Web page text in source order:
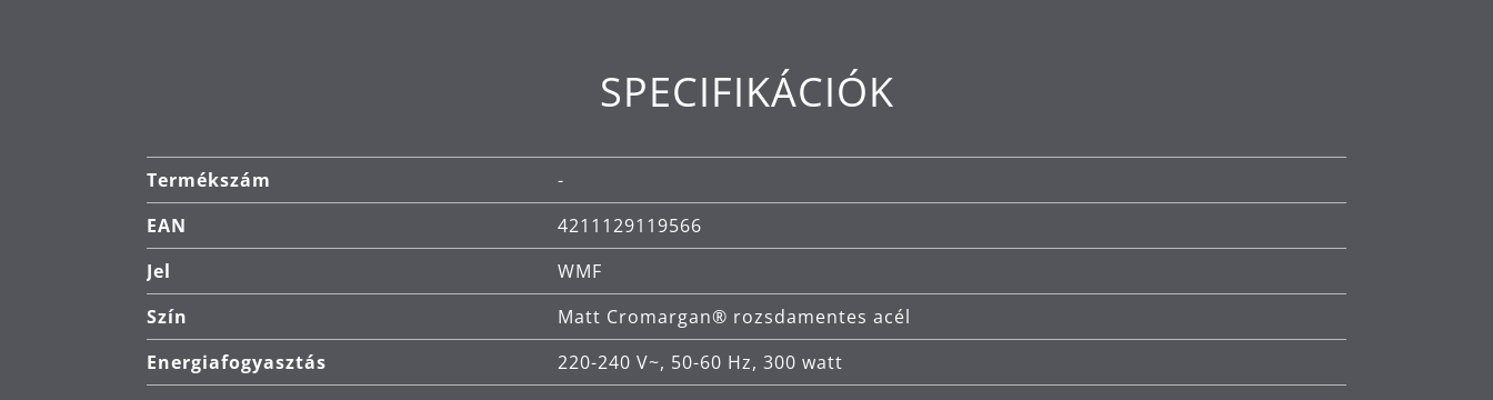
SPECIFIKÁCIÓK
Termékszám
-
EAN
4211129119566
Jel
WMF
Szín
Matt Cromargan® rozsdamentes acél
Energiafogyasztás
220-240 V~, 50-60 Hz, 300 watt